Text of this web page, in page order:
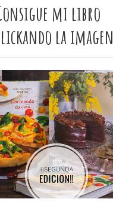
mi libro
la imagen